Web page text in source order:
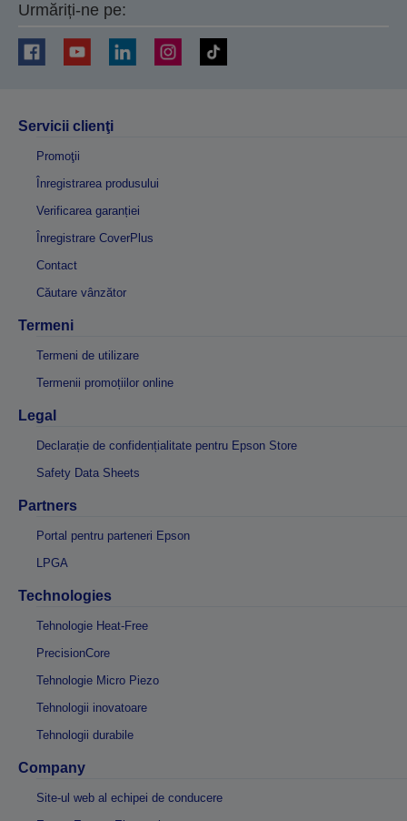
Urmăriți-ne pe:
Servicii clienţi
Promoţii
Înregistrarea produsului
Verificarea garanției
Înregistrare CoverPlus
Contact
Căutare vânzător
Termeni
Termeni de utilizare
Termenii promoțiilor online
Legal
Declarație de confidențialitate pentru Epson Store
Safety Data Sheets
Partners
Portal pentru parteneri Epson
LPGA
Technologies
Tehnologie Heat-Free
PrecisionCore
Tehnologie Micro Piezo
Tehnologii inovatoare
Tehnologii durabile
Company
Site-ul web al echipei de conducere